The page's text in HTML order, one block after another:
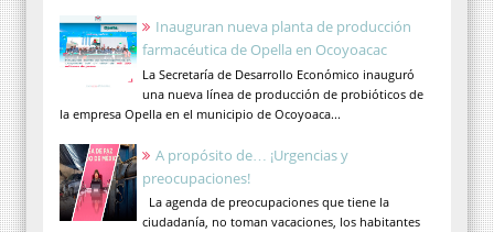
Inauguran nueva planta de producción
farmacéutica de Opella en Ocoyoacac
La Secretaría de Desarrollo Económico inauguró
una nueva línea de producción de probióticos de
la empresa Opella en el municipio de Ocoyoaca...
A propósito de… ¡Urgencias y
preocupaciones!
La agenda de preocupaciones que tiene la
ciudadanía, no toman vacaciones, los habitantes